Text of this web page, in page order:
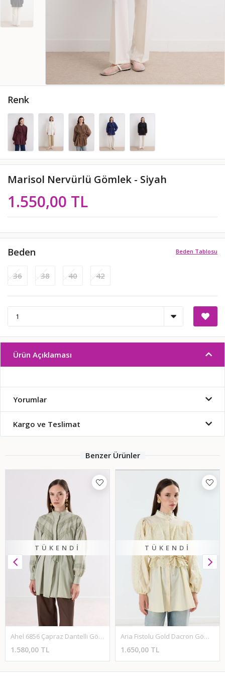
Marisol Nervürlü Gömlek - Siyah
1.550,00 TL
Renk
Beden Tablosu
Beden
36 38 40 42
Ürün Açıklaması
Yorumlar
Kargo ve Teslimat
Benzer Ürünler
TÜKENDI
Ahel 6856 Çapraz Dantelli Gömlek
1.580,00 TL
TÜKENDI
Aria Fistolu Gold Dacron Gömlek - Sarı
1.650,00 TL